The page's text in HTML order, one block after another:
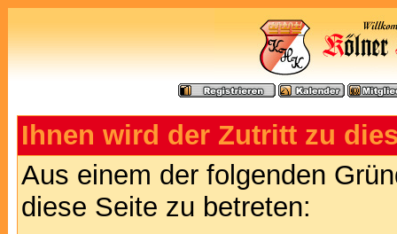
Ihnen wird der Zutritt zu
Aus einem der folgenden
diese Seite zu betreten: